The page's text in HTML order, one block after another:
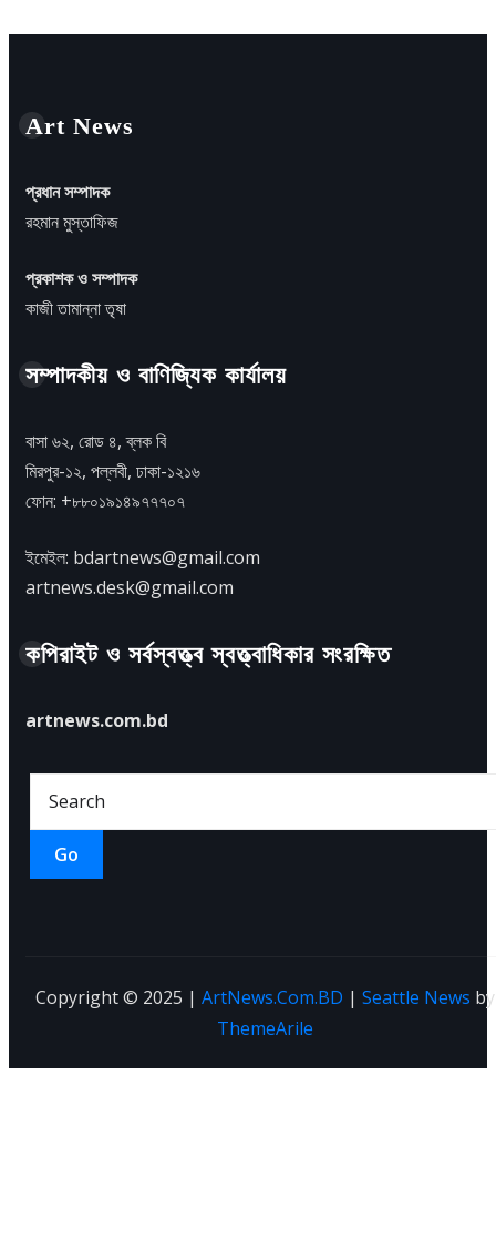
Art News
প্রধান সম্পাদক
রহমান মুস্তাফিজ
প্রকাশক ও সম্পাদক
কাজী তামান্না তৃষা
সম্পাদকীয় ও বাণিজ্যিক কার্যালয়
বাসা ৬২, রোড ৪, ব্লক বি
মিরপুর-১২, পল্লবী, ঢাকা-১২১৬
ফোন: +৮৮০১৯১৪৯৭৭৭০৭
ইমেইল: bdartnews@gmail.com
artnews.desk@gmail.com
কপিরাইট ও সর্বস্বত্ত্ব স্বত্ত্বাধিকার সংরক্ষিত
artnews.com.bd
Go
Copyright © 2025 | ArtNews.Com.BD | Seattle News by
ThemeArile